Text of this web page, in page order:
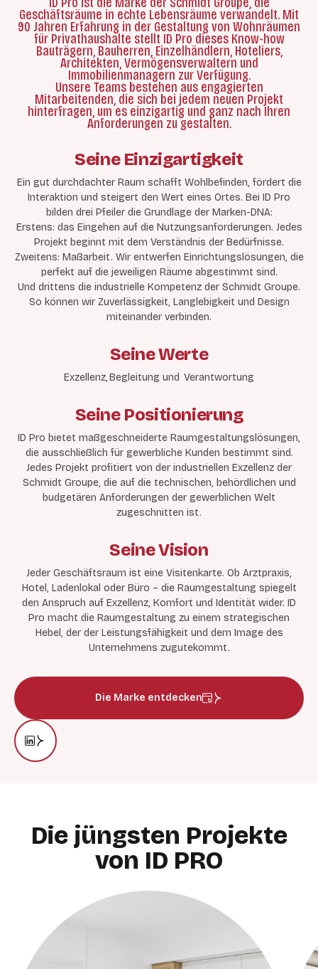
Geschäftsräume in echte Lebensräume verwandelt. Mit
90 Jahren Erfahrung in der Gestaltung von Wohnräumen
für Privathaushalte stellt ID Pro dieses Know-how
Bauträgern, Bauherren, Einzelhändlern, Hoteliers,
Architekten, Vermögensverwaltern und
Immobilienmanagern zur Verfügung.
Unsere Teams bestehen aus engagierten
Mitarbeitenden, die sich bei jedem neuen Projekt
hinterfragen, um es einzigartig und ganz nach Ihren
Anforderungen zu gestalten.
Seine Einzigartigkeit
Ein gut durchdachter Raum schafft Wohlbefinden, fördert die
Interaktion und steigert den Wert eines Ortes. Bei ID Pro
bilden drei Pfeiler die Grundlage der Marken-DNA:
Erstens: das Eingehen auf die Nutzungsanforderungen. Jedes
Projekt beginnt mit dem Verständnis der Bedürfnisse.
Zweitens: Maßarbeit. Wir entwerfen Einrichtungslösungen, die
perfekt auf die jeweiligen Räume abgestimmt sind.
Und drittens die industrielle Kompetenz der Schmidt Groupe.
So können wir Zuverlässigkeit, Langlebigkeit und Design
miteinander verbinden.
Seine Werte
Exzellenz, Begleitung und Verantwortung
Seine Positionierung
ID Pro bietet maßgeschneiderte Raumgestaltungslösungen,
die ausschließlich für gewerbliche Kunden bestimmt sind.
Jedes Projekt profitiert von der industriellen Exzellenz der
Schmidt Groupe, die auf die technischen, behördlichen und
budgetären Anforderungen der gewerblichen Welt
zugeschnitten ist.
Seine Vision
Jeder Geschäftsraum ist eine Visitenkarte. Ob Arztpraxis,
Hotel, Ladenlokal oder Büro – die Raumgestaltung spiegelt
den Anspruch auf Exzellenz, Komfort und Identität wider. ID
Pro macht die Raumgestaltung zu einem strategischen
Hebel, der der Leistungsfähigkeit und dem Image des
Unternehmens zugutekommt.
Die Marke entdecken
Die jüngsten Projekte
von ID PRO